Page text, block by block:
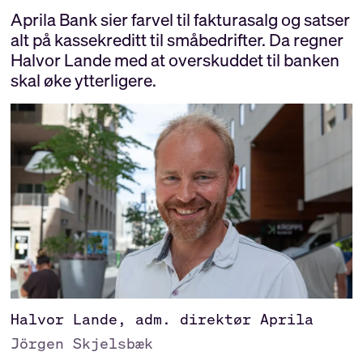
Aprila Bank sier farvel til fakturasalg og satser
alt på kassekreditt til småbedrifter. Da regner
Halvor Lande med at overskuddet til banken
skal øke ytterligere.
Halvor Lande, adm. direktør Aprila
Jörgen Skjelsbæk